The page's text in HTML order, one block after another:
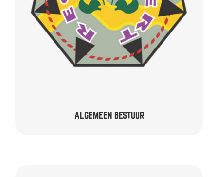
ALGEMEEN BESTUUR
Richard de Groot –
onbezoldigd